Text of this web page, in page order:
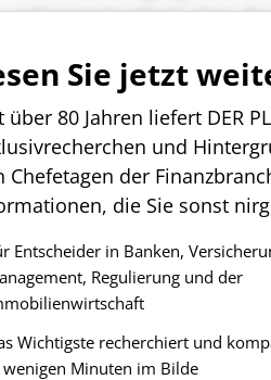
Sie jetzt
über 80 Jahren liefert DER
und
Chefetagen der
die Sie sonst
Entscheider in Banken,
Regulierung und der
Wichtigste recherchiert und
wenigen Minuten im Bilde